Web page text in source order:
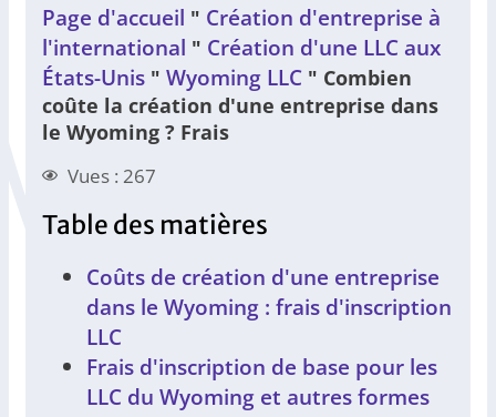
Page d'accueil " Création d'entreprise à
l'international " Création d'une LLC aux
États-Unis " Wyoming LLC " Combien
coûte la création d'une entreprise dans
le Wyoming ? Frais
Vues : 267
Table des matières
Coûts de création d'une entreprise
dans le Wyoming : frais d'inscription
LLC
Frais d'inscription de base pour les
LLC du Wyoming et autres formes